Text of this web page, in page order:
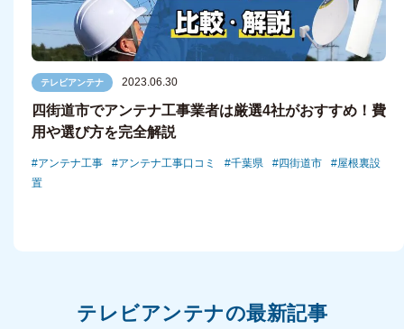
テレビアンテナ 2023.06.30
四街道市でアンテナ工事業者は厳選4社がおすすめ！費
用や選び方を完全解説
アンテナ工事 アンテナ工事口コミ 千葉県 四街道市
屋根裏設
置
テレビアンテナの最新記事